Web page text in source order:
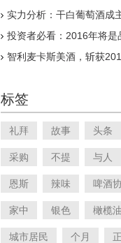
实力分析：干白葡萄酒成
投资者必看：2016年将是
智利麦卡斯美酒，斩获
标签
礼拜 故事 头条
采购 不提 与人
恩斯 辣味 啤酒
家中 银色 橄榄油
城市居民 个月